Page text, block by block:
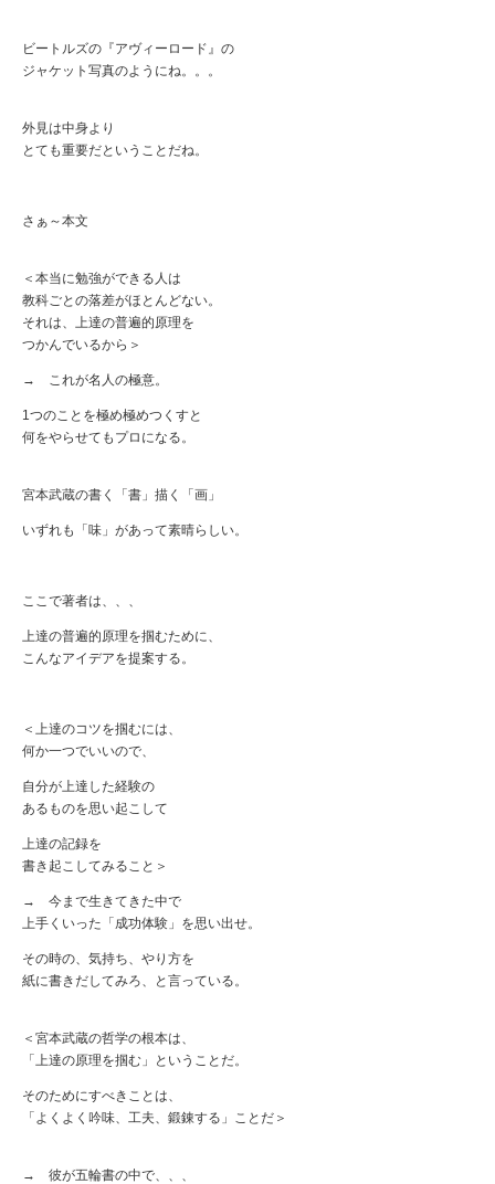
ビートルズの『アヴィーロード』の
ジャケット写真のようにね。。。
外見は中身より
とても重要だということだね。
さぁ～本文
＜本当に勉強ができる人は
教科ごとの落差がほとんどない。
それは、上達の普遍的原理を
つかんでいるから＞
→ これが名人の極意。
1つのことを極め極めつくすと
何をやらせてもプロになる。
宮本武蔵の書く「書」描く「画」
いずれも「味」があって素晴らしい。
ここで著者は、、、
上達の普遍的原理を掴むために、
こんなアイデアを提案する。
＜上達のコツを掴むには、
何か一つでいいので、
自分が上達した経験の
あるものを思い起こして
上達の記録を
書き起こしてみること＞
→ 今まで生きてきた中で
上手くいった「成功体験」を思い出せ。
その時の、気持ち、やり方を
紙に書きだしてみろ、と言っている。
＜宮本武蔵の哲学の根本は、
「上達の原理を掴む」ということだ。
そのためにすべきことは、
「よくよく吟味、工夫、鍛錬する」ことだ＞
→ 彼が五輪書の中で、、、